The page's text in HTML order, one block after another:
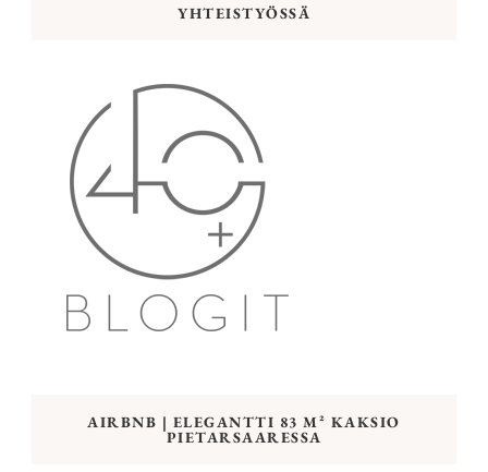
YHTEISTYÖSSÄ
AIRBNB | ELEGANTTI 83 M² KAKSIO
PIETARSAARESSA